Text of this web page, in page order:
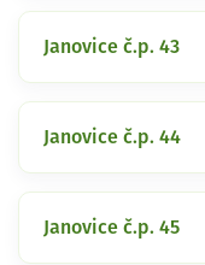
Janovice č.p. 43
Janovice č.p. 44
Janovice č.p. 45